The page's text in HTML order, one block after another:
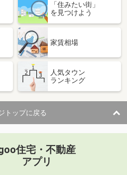
「住みたい街」
を見つけよう
家賃相場
人気タウン
ランキング
トップに戻る
住宅・不動産
アプリ